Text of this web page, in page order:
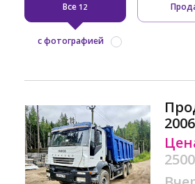
Все 12
с фотографией